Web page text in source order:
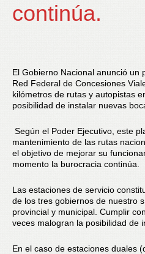
continúa.
El Gobierno Nacional anunció
Red Federal de Concesiones
kilómetros de rutas y autopistas
posibilidad de instalar nuevas
Según el Poder Ejecutivo, este
mantenimiento de las rutas
el objetivo de mejorar su
momento la burocracia continúa.
Las estaciones de servicio
de los tres gobiernos de nuestro
provincial y municipal. Cumplir
veces malogran la posibilidad de
En el caso de estaciones duales